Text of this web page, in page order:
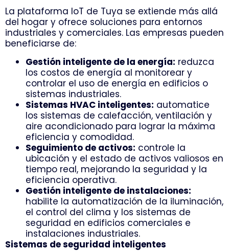
La plataforma IoT de Tuya se extiende más allá
del hogar y ofrece soluciones para entornos
industriales y comerciales. Las empresas pueden
beneficiarse de:
Gestión inteligente de la energía: reduzca
los costos de energía al monitorear y
controlar el uso de energía en edificios o
sistemas industriales.
Sistemas HVAC inteligentes: automatice
los sistemas de calefacción, ventilación y
aire acondicionado para lograr la máxima
eficiencia y comodidad.
Seguimiento de activos: controle la
ubicación y el estado de activos valiosos en
tiempo real, mejorando la seguridad y la
eficiencia operativa.
Gestión inteligente de instalaciones:
habilite la automatización de la iluminación,
el control del clima y los sistemas de
seguridad en edificios comerciales e
instalaciones industriales.
Sistemas de seguridad inteligentes